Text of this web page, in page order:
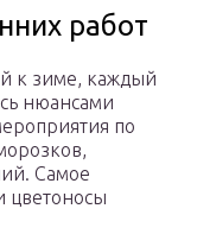
работ
к зиме, каждый
нюансами
по
Самое
цветоносы